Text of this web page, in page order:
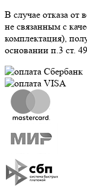
В случае отказа от
не связанным с
комплектация),
основании п.3 ст.